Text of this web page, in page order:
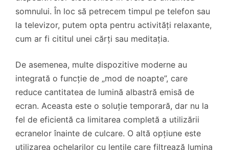
somnului. În loc să petrecem timpul pe telefon sau
la televizor, putem opta pentru activități relaxante,
cum ar fi cititul unei cărți sau meditația.
De asemenea, multe dispozitive moderne au
integrată o funcție de „mod de noapte”, care
reduce cantitatea de lumină albastră emisă de
ecran. Aceasta este o soluție temporară, dar nu la
fel de eficientă ca limitarea completă a utilizării
ecranelor înainte de culcare. O altă opțiune este
utilizarea ochelarilor cu lentile care filtrează lumina